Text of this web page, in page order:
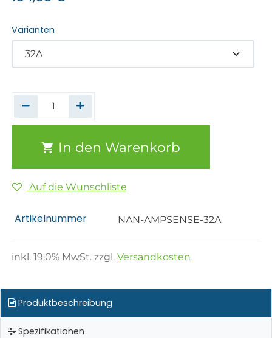
Varianten
In den Warenkorb
Auf die Wunschliste
Artikelnummer NAN-AMPSENSE-32A
inkl.19,0% MwSt. zzgl.Versandkosten
Produktbeschreibung
Spezifikationen